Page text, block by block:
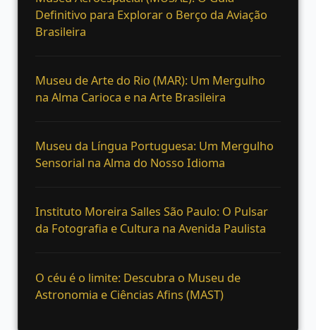
Definitivo para Explorar o Berço da Aviação
Brasileira
Museu de Arte do Rio (MAR): Um Mergulho
na Alma Carioca e na Arte Brasileira
Museu da Língua Portuguesa: Um Mergulho
Sensorial na Alma do Nosso Idioma
Instituto Moreira Salles São Paulo: O Pulsar
da Fotografia e Cultura na Avenida Paulista
O céu é o limite: Descubra o Museu de
Astronomia e Ciências Afins (MAST)